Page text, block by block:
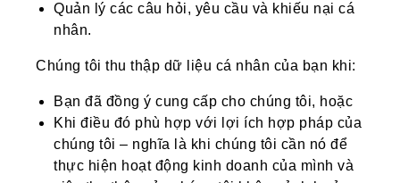
Quản lý các câu hỏi, yêu cầu và khiếu nại cá
nhân.
Chúng tôi thu thập dữ liệu cá nhân của bạn khi:
Bạn đã đồng ý cung cấp cho chúng tôi, hoặc
Khi điều đó phù hợp với lợi ích hợp pháp của
chúng tôi – nghĩa là khi chúng tôi cần nó để
thực hiện hoạt động kinh doanh của mình và